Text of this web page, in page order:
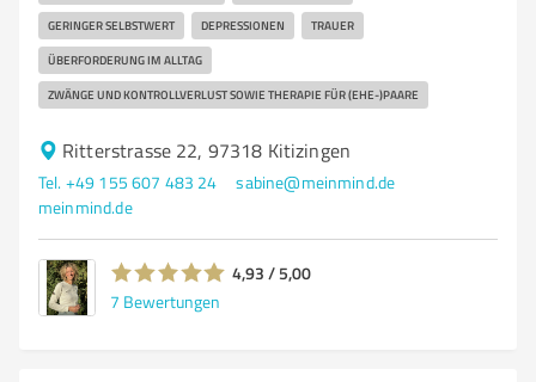
GERINGER SELBSTWERT DEPRESSIONEN TRAUER
ÜBERFORDERUNG IM ALLTAG
ZWÄNGE UND KONTROLLVERLUST SOWIE THERAPIE FÜR (EHE-)PAARE
Ritterstrasse 22, 97318 Kitizingen
Tel. +49 155 607 483 24
sabine@meinmind.de
meinmind.de
4,93 / 5,00
7 Bewertungen